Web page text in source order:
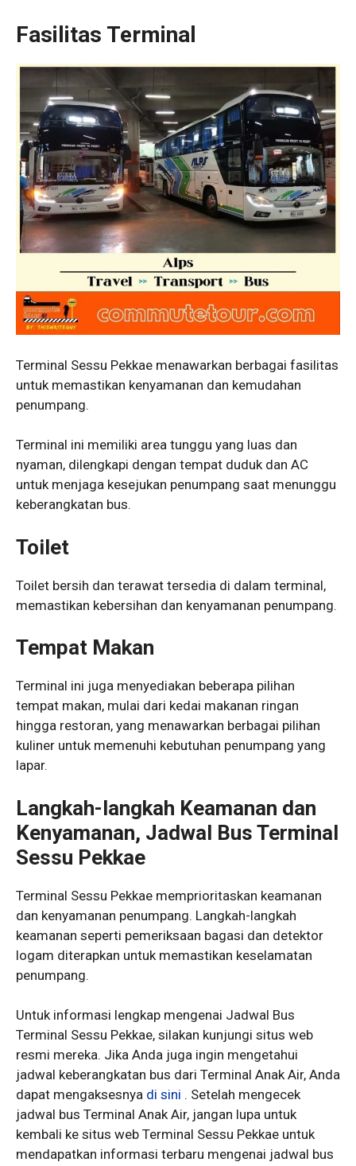
Fasilitas Terminal
Terminal Sessu Pekkae menawarkan berbagai fasilitas
untuk memastikan kenyamanan dan kemudahan
penumpang.
Terminal ini memiliki area tunggu yang luas dan
nyaman, dilengkapi dengan tempat duduk dan AC
untuk menjaga kesejukan penumpang saat menunggu
keberangkatan bus.
Toilet
Toilet bersih dan terawat tersedia di dalam terminal,
memastikan kebersihan dan kenyamanan penumpang.
Tempat Makan
Terminal ini juga menyediakan beberapa pilihan
tempat makan, mulai dari kedai makanan ringan
hingga restoran, yang menawarkan berbagai pilihan
kuliner untuk memenuhi kebutuhan penumpang yang
lapar.
Langkah-langkah Keamanan dan
Kenyamanan, Jadwal Bus Terminal
Sessu Pekkae
Terminal Sessu Pekkae memprioritaskan keamanan
dan kenyamanan penumpang. Langkah-langkah
keamanan seperti pemeriksaan bagasi dan detektor
logam diterapkan untuk memastikan keselamatan
penumpang.
Untuk informasi lengkap mengenai Jadwal Bus
Terminal Sessu Pekkae, silakan kunjungi situs web
resmi mereka. Jika Anda juga ingin mengetahui
jadwal keberangkatan bus dari Terminal Anak Air, Anda
dapat mengaksesnya di sini . Setelah mengecek
jadwal bus Terminal Anak Air, jangan lupa untuk
kembali ke situs web Terminal Sessu Pekkae untuk
mendapatkan informasi terbaru mengenai jadwal bus